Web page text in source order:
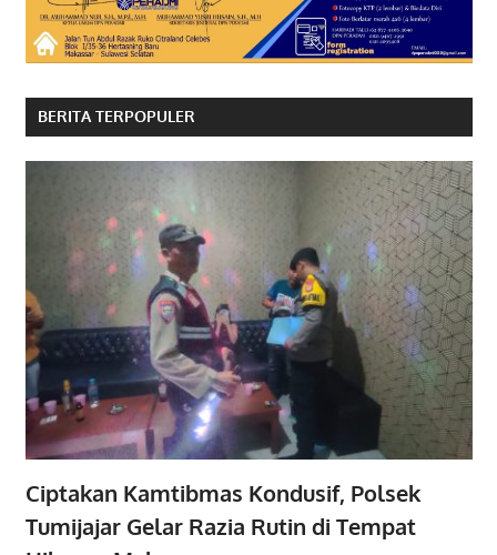
BERITA TERPOPULER
Ciptakan Kamtibmas Kondusif, Polsek
Tumijajar Gelar Razia Rutin di Tempat